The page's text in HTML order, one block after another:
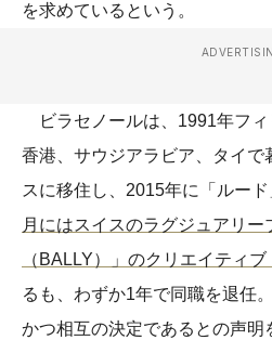
を求めているという。
ビラセノールは、1991年フィ
香港、サウジアラビア、タイで
スに移住し、2015年に「ルード
月にはスイスのラグジュアリー
（BALLY）」のクリエイティ
るも、わずか1年で同職を退任
かつ相互の決定であるとの声明